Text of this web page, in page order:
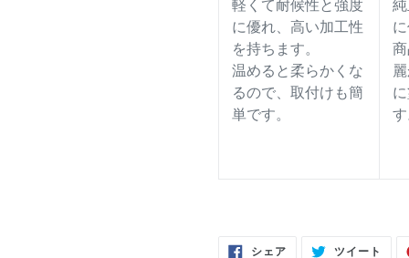
軽くて耐候性と強度
に優れ、高い加工性
を持ちます。
温めると柔らかくな
るので、取付けも簡
単です。
シェアFACEBOOKツイート